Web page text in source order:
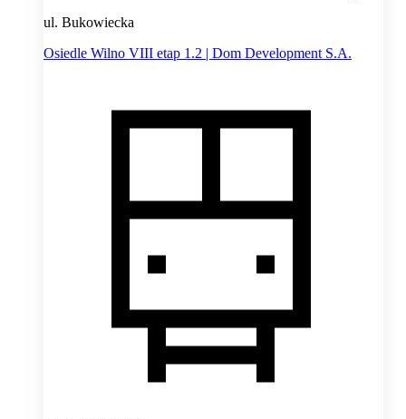
ul. Bukowiecka
Osiedle Wilno VIII etap 1.2 | Dom Development S.A.